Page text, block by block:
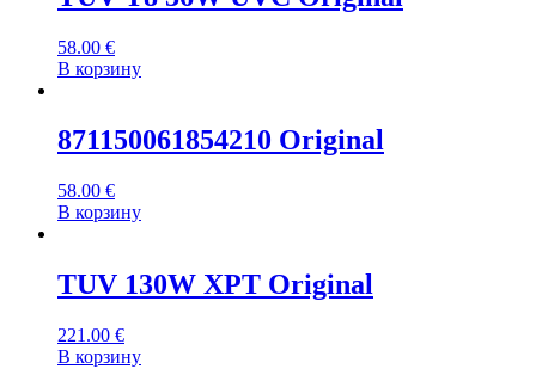
58.00 €
В корзину
871150061854210 Original
58.00 €
В корзину
TUV 130W XPT Original
221.00 €
В корзину